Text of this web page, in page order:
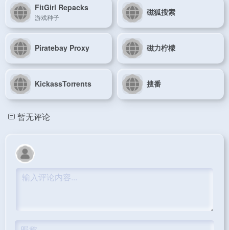
FitGirl Repacks
游戏种子
磁狐搜索
Piratebay Proxy 磁力柠檬
KickassTorrents 搜番
暂无评论